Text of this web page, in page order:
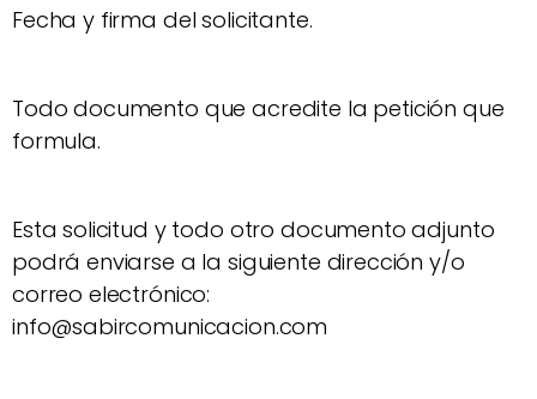
Fecha y firma del solicitante.
Todo documento que acredite la petición que
formula.
Esta solicitud y todo otro documento adjunto
podrá enviarse a la siguiente dirección y/o
correo electrónico:
info@sabircomunicacion.com